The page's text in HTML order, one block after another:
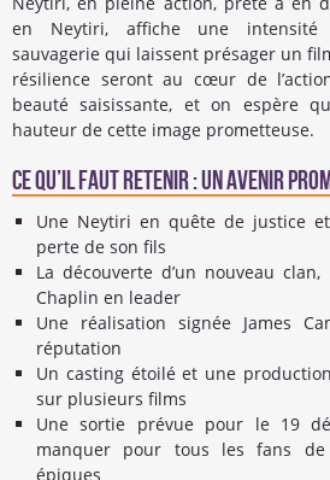
en Neytiri, affiche une
sauvagerie qui laissent présager un
résilience seront au cœur de
beauté saisissante, et on espère
hauteur de cette image prometteuse.
Ce qu’il faut retenir : un avenir
Une Neytiri en quête de justice
perte de son fils
La découverte d’un nouveau
Chaplin en leader
Une réalisation signée James
réputation
Un casting étoilé et une
sur plusieurs films
Une sortie prévue pour le 19
manquer pour tous les fans de
épiques